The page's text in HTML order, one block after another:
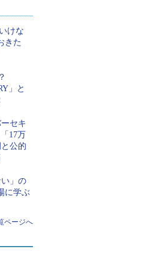
けな
きた
」と
セキ
17万
公的
い」の
に学ぶ
ページへ